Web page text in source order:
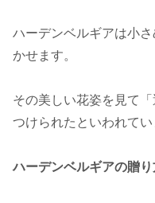
ハーデンベルギアは小
かせます。
その美しい花姿を見て
つけられたといわれてい
ハーデンベルギアの贈り